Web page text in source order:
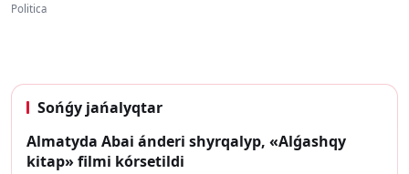
Politica
Sońǵy jańalyqtar
Almatyda Abai ánderi shyrqalyp, «Alǵashqy
kitap» filmi kórsetildi